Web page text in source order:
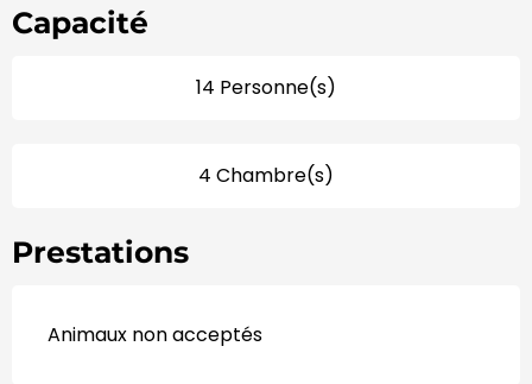
Capacité
14 Personne(s)
4 Chambre(s)
Prestations
Animaux non acceptés